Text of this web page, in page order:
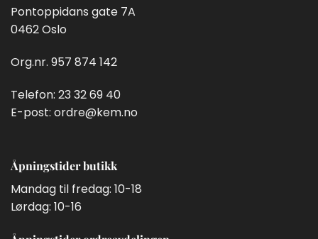
Pontoppidans gate 7A
0462 Oslo
Org.nr. 957 874 142
Telefon: 23 32 69 40
E-post: ordre@kem.no
Åpningstider butikk
Mandag til fredag: 10-18
Lørdag: 10-16